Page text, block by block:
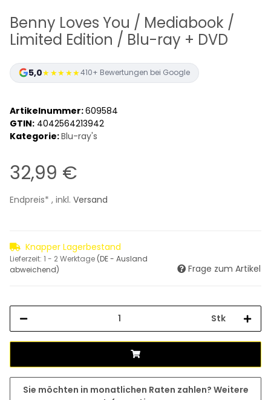
Benny Loves You / Mediabook /
Limited Edition / Blu-ray + DVD
5,0★★★★★410+ Bewertungen bei Google
Artikelnummer:609584
GTIN: 4042564213942
Kategorie:Blu-ray's
32,99 €
Endpreis* , inkl. Versand
Knapper Lagerbestand
Lieferzeit: 1 - 2 Werktage (DE - Ausland
abweichend)
Frage zum Artikel
Stk
Sie möchten in monatlichen Raten zahlen? Weitere